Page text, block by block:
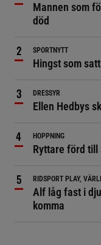
Mannen som
död
SPORTNYTT
Hingst som
DRESSYR
Ellen Hedbys
HOPPNING
Ryttare förd
RIDSPORT PLAY,
Alf låg fast i
komma